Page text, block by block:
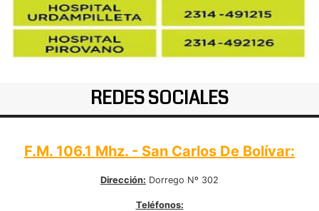
REDES SOCIALES
F.M. 106.1 Mhz. - San Carlos De Bolívar:
Dirección: Dorrego Nº 302
Teléfonos: